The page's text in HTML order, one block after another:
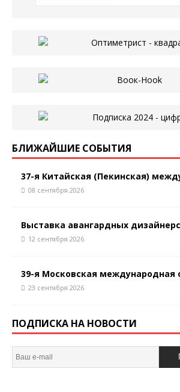
БЛИЖАЙШИЕ СОБЫТИЯ
37-я Китайская (Пекинская)
08 сентября 2026
Выставка авангардных
12 сентября 2026
39-я Московская международная
23 сентября 2026
ПОДПИСКА НА НОВОСТИ